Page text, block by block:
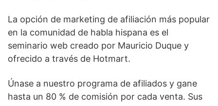
La opción de marketing de afiliación más popular
en la comunidad de habla hispana es el
seminario web creado por Mauricio Duque y
ofrecido a través de Hotmart.
Únase a nuestro programa de afiliados y gane
hasta un 80 % de comisión por cada venta. Sus